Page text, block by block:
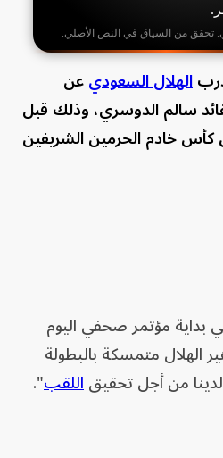
تحقق من السياق في النص الأصلي.
الهلال السعوديعن
سالم الدوسري، وذلك قبل
كأس خادم الحرمين الشريفين
بداية مؤتمر صحفي اليوم
الهلال متمسكة بالبطولة
من أجل تحقيقاللقب".